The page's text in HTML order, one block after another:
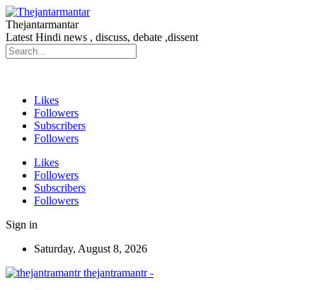
Thejantarmantar
Latest Hindi news , discuss, debate ,dissent
Likes
Followers
Subscribers
Followers
Likes
Followers
Subscribers
Followers
Sign in
Saturday, August 8, 2026
thejantramantr -